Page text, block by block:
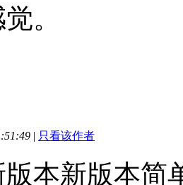
。
| 只看该作者
版本新版本简